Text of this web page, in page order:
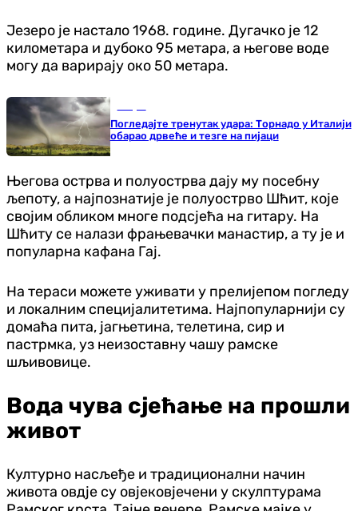
Језеро је настало 1968. године. Дугачко је 12
километара и дубоко 95 метара, а његове воде
могу да варирају око 50 метара.
Погледајте тренутак удара: Торнадо у Италији
обарао дрвеће и тезге на пијаци
Његова острва и полуострва дају му посебну
љепоту, а најпознатије је полуострво Шћит, које
својим обликом многе подсјећа на гитару. На
Шћиту се налази фрањевачки манастир, а ту је и
популарна кафана Гај.
На тераси можете уживати у прелијепом погледу
и локалним специјалитетима. Најпопуларнији су
домаћа пита, јагњетина, телетина, сир и
пастрмка, уз неизоставну чашу рамске
шљивовице.
Вода чува сјећање на прошли
живот
Културно насљеђе и традиционални начин
живота овдје су овјековјечени у скулптурама